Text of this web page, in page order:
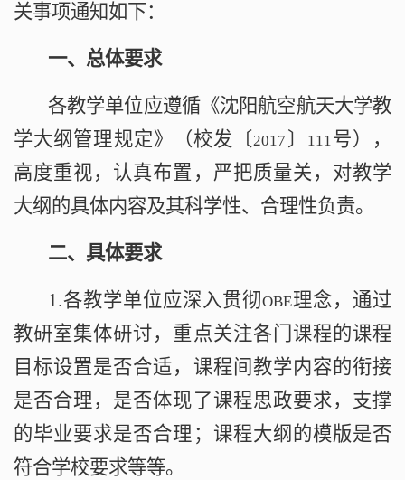
关事项通知如下：
一、总体要求
各教学单位应遵循《沈阳航空航天大学教
学大纲管理规定》（校发〔2017 〕 111号），
高度重视，认真布置，严把质量关，对教学
大纲的具体内容及其科学性、合理性负责。
二、具体要求
1.各教学单位应深入贯彻OBE理念，通过
教研室集体研讨，重点关注各门课程的课程
目标设置是否合适，课程间教学内容的衔接
是否合理，是否体现了课程思政要求，支撑
的毕业要求是否合理；课程大纲的模版是否
符合学校要求等等。